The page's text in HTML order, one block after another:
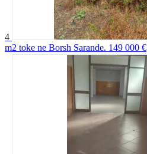
4
m2 toke ne Borsh Sarande. 149 000 €